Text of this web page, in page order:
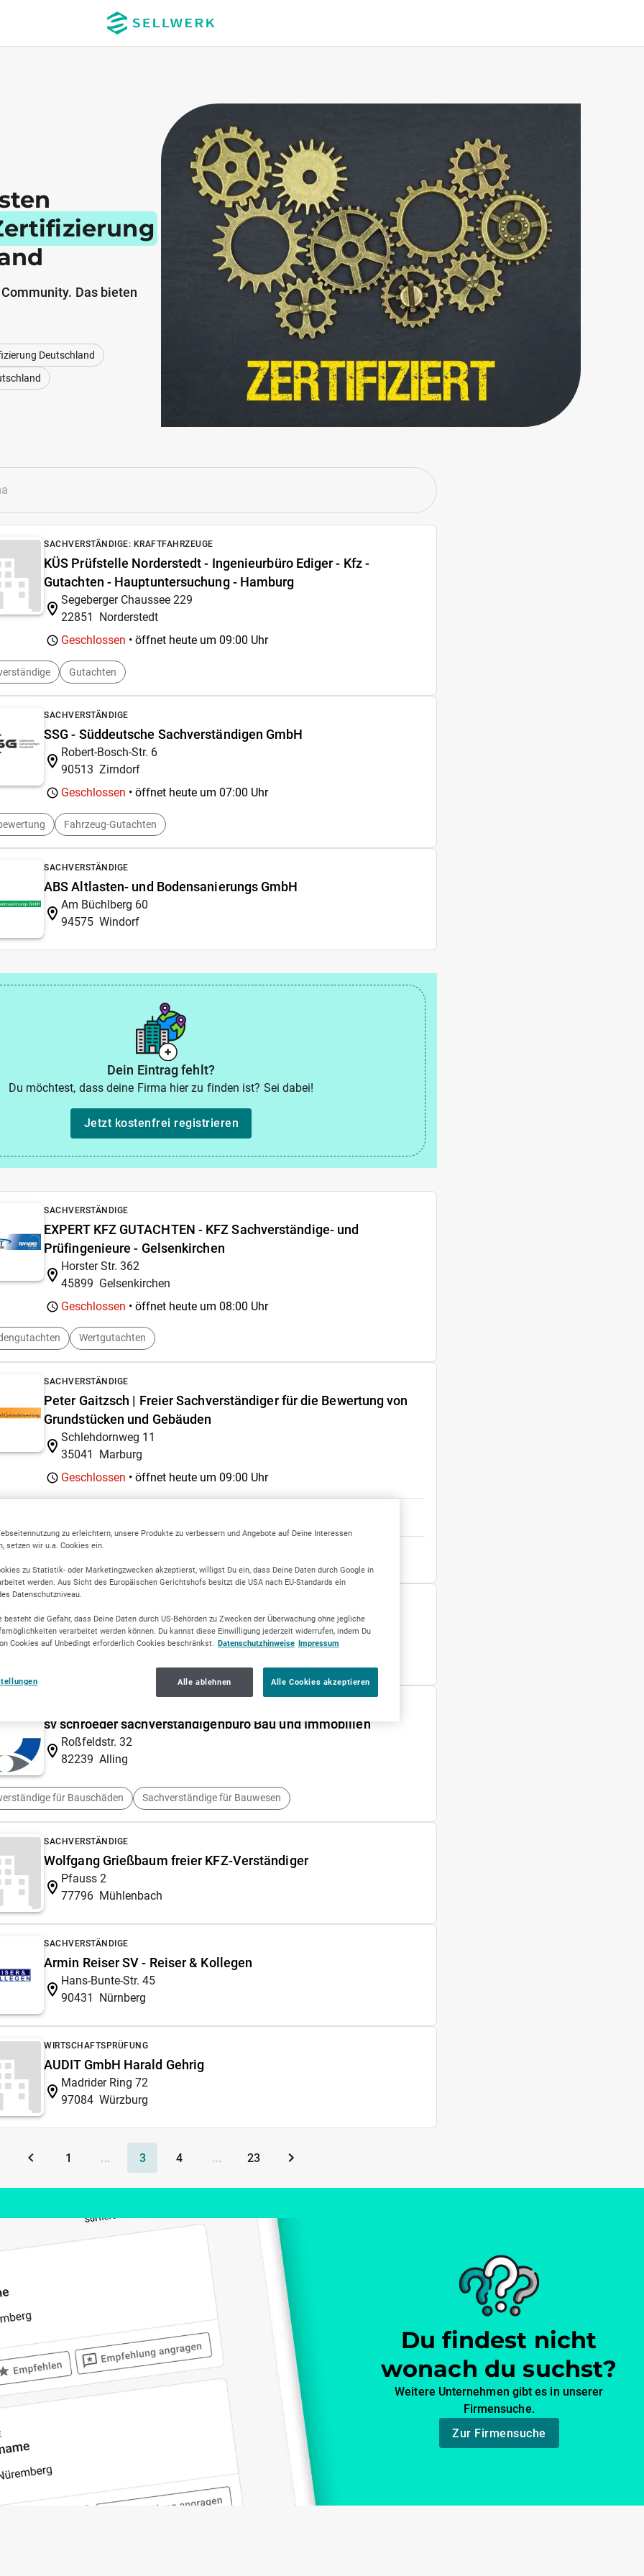
Das bieten
Deutschland
SACHVERSTÄNDIGE: KRAFTFAHRZEUGE
KÜS Prüfstelle Norderstedt - Ingenieurbüro Ediger - Kfz -
Gutachten - Hauptuntersuchung - Hamburg
Segeberger Chaussee 229
22851
Norderstedt
Geschlossen • öffnet heute um 09:00 Uhr
Gutachten
SACHVERSTÄNDIGE
SSG - Süddeutsche Sachverständigen GmbH
Robert-Bosch-Str. 6
90513 Zirndorf
Geschlossen • öffnet heute um 07:00 Uhr
Fahrzeug-Gutachten
SACHVERSTÄNDIGE
ABS Altlasten- und Bodensanierungs GmbH
Am Büchlberg 60
94575 Windorf
Dein Eintrag fehlt?
Du möchtest, dass deine Firma hier zu finden ist? Sei dabei!
Jetzt kostenfrei registrieren
SACHVERSTÄNDIGE
EXPERT KFZ GUTACHTEN - KFZ Sachverständige- und
Prüfingenieure - Gelsenkirchen
Horster Str. 362
45899 Gelsenkirchen
Geschlossen • öffnet heute um 08:00 Uhr
Wertgutachten
SACHVERSTÄNDIGE
Peter Gaitzsch | Freier Sachverständiger für die Bewertung von
Grundstücken und Gebäuden
Schlehdornweg 11
35041
Marburg
Geschlossen • öffnet heute um 09:00 Uhr
Pregizer Dieter
Aichenbachstr. 23
sv schroeder sachverständigenbüro Bau und Immobilien
Roßfeldstr. 32
82239 Alling
für Bauschäden Sachverständige für Bauwesen
SACHVERSTÄNDIGE
Wolfgang Grießbaum freier KFZ-Verständiger
Pfauss 2
77796 Mühlenbach
SACHVERSTÄNDIGE
Armin Reiser SV - Reiser & Kollegen
Hans-Bunte-Str. 45
90431
Nürnberg
WIRTSCHAFTSPRÜFUNG
AUDIT GmbH Harald Gehrig
Madrider Ring 72
97084 Würzburg
1 ... 3 4 ... 23
Du findest nicht
wonach du suchst?
Weitere Unternehmen gibt es in unserer
Firmensuche.
Zur Firmensuche
zu erleichtern, unsere Produkte zu verbessern und Angebote auf Deine Interessen
setzen wir u.a. Cookies ein.
zu Statistik- oder Marketingzwecken akzeptierst, willigst Du ein, dass Deine Daten durch Google in
werden. Aus Sicht des Europäischen Gerichtshofs besitzt die USA nach EU-Standards ein
Datenschutzniveau.
besteht die Gefahr, dass Deine Daten durch US-Behörden zu Zwecken der Überwachung ohne jegliche
verarbeitet werden können. Du kannst diese Einwilligung jederzeit widerrufen, indem Du
Cookies auf Unbedingt erforderlich Cookies beschränkst. Datenschutzhinweise Impressum
Alle ablehnen Alle Cookies akzeptieren